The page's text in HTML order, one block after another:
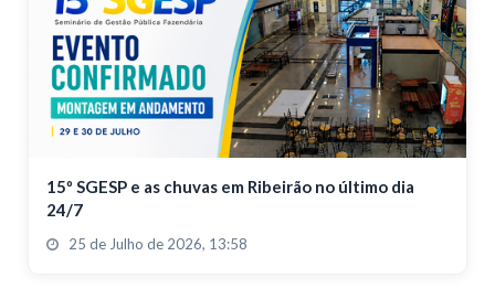
15º SGESP e as chuvas em Ribeirão no último dia
24/7
25 de Julho de 2026, 13:58